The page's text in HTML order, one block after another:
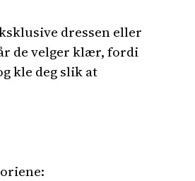
dressen eller
de velger klær, fordi
kle deg slik at